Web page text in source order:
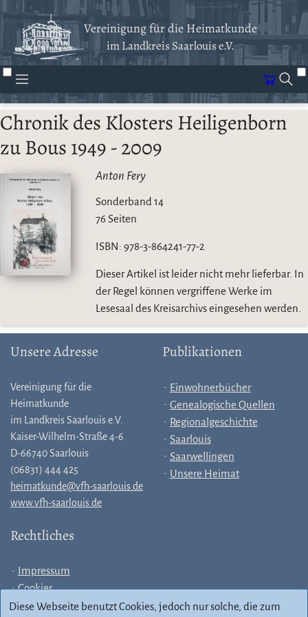
Vereinigung für die Heimatkunde
im Landkreis Saarlouis e.V.
Chronik des Klosters Heiligenborn
zu Bous 1949 - 2009
Anton Fery
Sonderband 14
76 Seiten
ISBN: 978-3-864241-77-2
Dieser Artikel ist leider nicht mehr lieferbar. In
der Regel können vergriffene Werke im
Lesesaal des Kreisarchivs eingesehen werden.
Unsere Adresse
Vereinigung für die
Heimatkunde
im Landkreis Saarlouis e.V.
Kaiser-Wilhelm-Straße 4-6
D-66740 Saarlouis
(06831) 444 425
heimatkunde@vfh-saarlouis.de
www.vfh-saarlouis.de
Publikationen
Einwohnerbücher
Genealogische Quellen
Regionalgeschichte
Saarlouis
Saarwellingen
Unsere Heimat
Rechtliches
Impressum
Cookies
Allgemeine
Diese Webseite benutzt Cookies, jedoch nur solche, die zum